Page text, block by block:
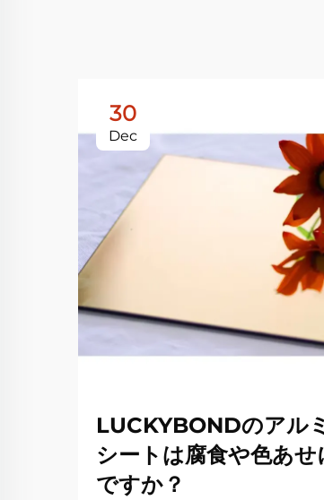
30
Dec
LUCKYBONDのアル
シートは腐食や色あせ
ですか？